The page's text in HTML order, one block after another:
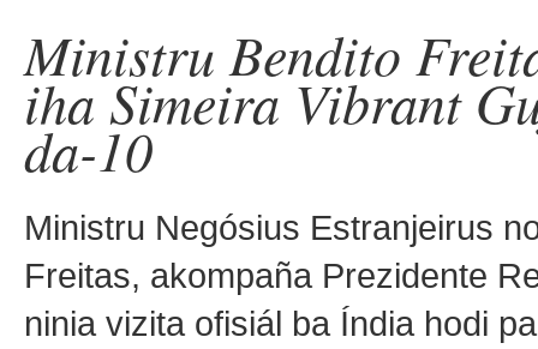
Ministru Bendito
iha Simeira Vibrant
da-10
Ministru Negósius Estranjeirus
Freitas, akompaña Prezidente
ninia vizita ofisiál ba Índia hodi